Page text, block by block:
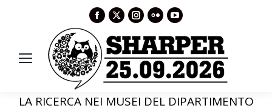
Facebook
opens
in
new
X
opens
in
new
Instagram
opens
in
new
Flickr
opens
in
new
YouTube
opens
in
new
LA RICERCA NEI MUSEI DEL DIPARTIMENTO